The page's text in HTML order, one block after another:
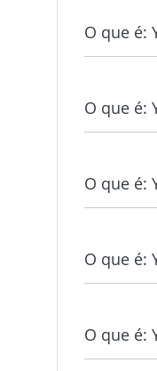
O que é:
O que é:
O que é:
O que é:
O que é: